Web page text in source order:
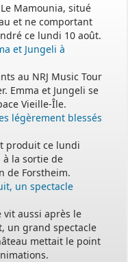
Mamounia, situé
et ne comportant
ce lundi 10 août.
et Jungeli à
au NRJ Music Tour
Emma et Jungeli se
Vieille-Île.
légèrement blessés
produit ce lundi
à la sortie de
de Forstheim.
un spectacle
vit aussi après le
un grand spectacle
mettait le point